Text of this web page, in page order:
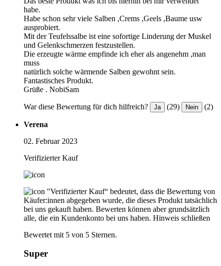
habe.
Habe schon sehr viele Salben ,Crems ,Geels ,Baume usw
ausprobiert.
Mit der Teufelssalbe ist eine sofortige Linderung der Muskel
und Gelenkschmerzen festzustellen.
Die erzeugte wärme empfinde ich eher als angenehm ,man
muss
natürlich solche wärmende Salben gewohnt sein.
Fantastisches Produkt.
Grüße . NobiSam
War diese Bewertung für dich hilfreich? Ja (29) Nein (2)
Verena
02. Februar 2023
Verifizierter Kauf
"Verifizierter Kauf“ bedeutet, dass die Bewertung von
Käufer:innen abgegeben wurde, die dieses Produkt tatsächlich
bei uns gekauft haben. Bewerten können aber grundsätzlich
alle, die ein Kundenkonto bei uns haben. Hinweis schließen
Bewertet mit 5 von 5 Sternen.
Super